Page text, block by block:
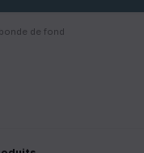
de fond